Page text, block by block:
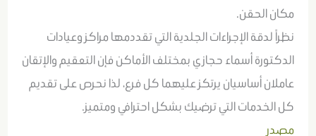
مكان الحقن.
نظراً لدقة الإجراءات الجلدية التي تقددمها مراكز وعيادات
الدكتورة أسماء حجازي بمختلف الأماكن فإن التعقيم والإتقان
عاملان أساسيان يرتكز عليهما كل فرع، لذا نحرص على تقديم
كل الخدمات التي ترضيك بشكل احترافي ومتميز.
مصدر